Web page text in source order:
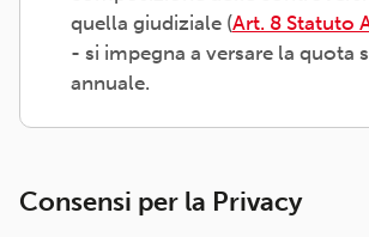
quella giudiziale (Art. 8 Statuto
- si impegna a versare la quota
annuale.
Consensi per la Privacy